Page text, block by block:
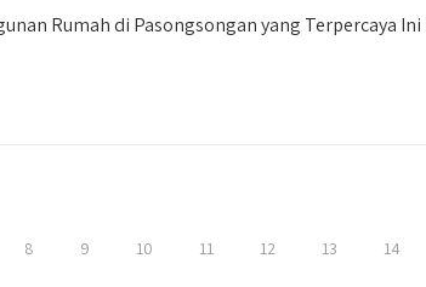
Rumah di Pasongsongan yang Terpercaya
8 9 10 11 12 13 14